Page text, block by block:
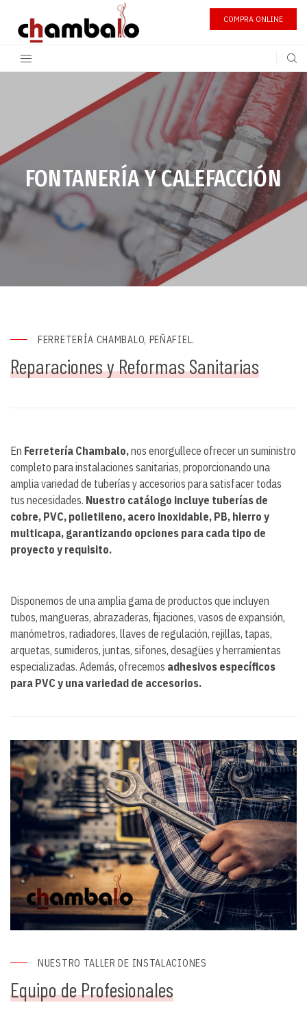
COMPRA ONLINE
FONTANERÍA Y CALEFACCIÓN
FERRETERÍA CHAMBALO, PEÑAFIEL.
Reparaciones y Reformas Sanitarias
En Ferretería Chambalo,nos enorgullece ofrecer un suministro
completo para instalaciones sanitarias, proporcionando una
amplia variedad de tuberías y accesorios para satisfacer todas
tus necesidades. Nuestro catálogo incluye tuberías de
cobre, PVC, polietileno, acero inoxidable, PB, hierro y
multicapa, garantizando opciones para cada tipo de
proyecto y requisito.
Disponemos de una amplia gama de productos que incluyen
tubos, mangueras, abrazaderas, fijaciones, vasos de expansión,
manómetros, radiadores, llaves de regulación, rejillas, tapas,
arquetas, sumideros, juntas, sifones, desagües y herramientas
especializadas. Además, ofrecemos adhesivos específicos
para PVC y una variedad de accesorios.
NUESTRO TALLER DE INSTALACIONES
Equipo de Profesionales